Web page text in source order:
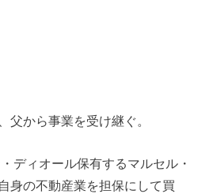
父から事業を受け継ぐ。
ディオール保有するマルセル・
身の不動産業を担保にして買